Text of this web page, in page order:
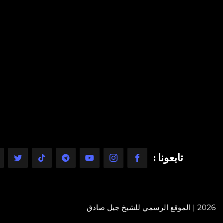
تابعونا :
2026 | الموقع الرسمي للشيخ جيل صادق